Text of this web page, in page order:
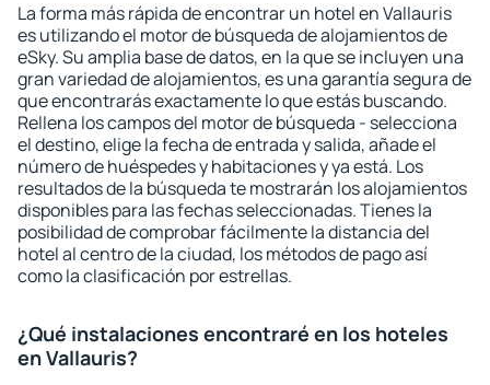
La forma más rápida de encontrar un hotel en Vallauris
es utilizando el motor de búsqueda de alojamientos de
eSky. Su amplia base de datos, en la que se incluyen una
gran variedad de alojamientos, es una garantía segura de
que encontrarás exactamente lo que estás buscando.
Rellena los campos del motor de búsqueda - selecciona
el destino, elige la fecha de entrada y salida, añade el
número de huéspedes y habitaciones y ya está. Los
resultados de la búsqueda te mostrarán los alojamientos
disponibles para las fechas seleccionadas. Tienes la
posibilidad de comprobar fácilmente la distancia del
hotel al centro de la ciudad, los métodos de pago así
como la clasificación por estrellas.
¿Qué instalaciones encontraré en los hoteles
en Vallauris?